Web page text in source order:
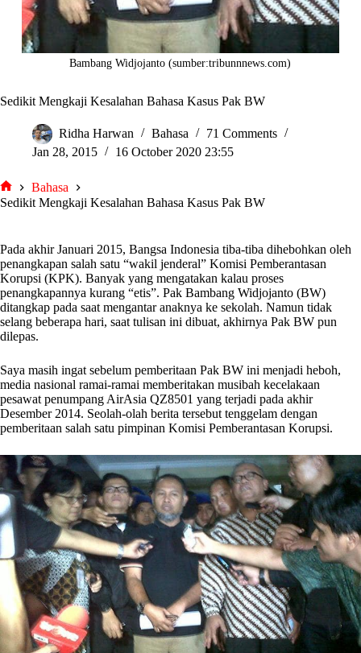
Bambang Widjojanto (sumber:tribunnnews.com)
Sedikit Mengkaji Kesalahan Bahasa Kasus Pak BW
Ridha Harwan Bahasa
71 Comments
Jan 28, 2015
16 October 2020 23:55
tarjiem
Bahasa
Sedikit Mengkaji Kesalahan Bahasa Kasus Pak BW
Pada akhir Januari 2015, Bangsa Indonesia tiba-tiba dihebohkan oleh
penangkapan salah satu “wakil jenderal” Komisi Pemberantasan
Korupsi (KPK). Banyak yang mengatakan kalau proses
penangkapannya kurang “etis”. Pak Bambang Widjojanto (BW)
ditangkap pada saat mengantar anaknya ke sekolah. Namun tidak
selang beberapa hari, saat tulisan ini dibuat, akhirnya Pak BW pun
dilepas.
Saya masih ingat sebelum pemberitaan Pak BW ini menjadi heboh,
media nasional ramai-ramai memberitakan musibah kecelakaan
pesawat penumpang AirAsia QZ8501 yang terjadi pada akhir
Desember 2014. Seolah-olah berita tersebut tenggelam dengan
pemberitaan salah satu pimpinan Komisi Pemberantasan Korupsi.